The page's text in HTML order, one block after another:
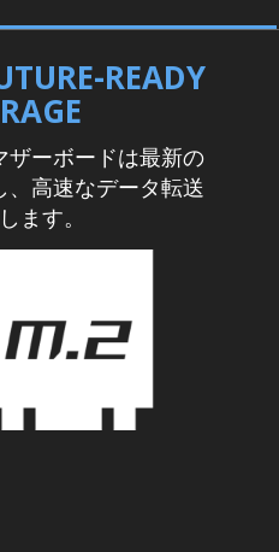
READY
ザーボードは最新の
、高速なデータ転送
ます。